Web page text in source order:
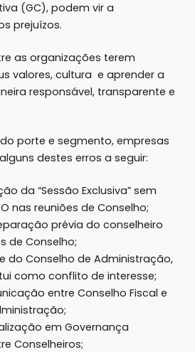
(GC), podem vir a
prejuízos.
as organizações terem
valores, cultura e aprender a
responsável, transparente e
porte e segmento, empresas
destes erros a seguir:
da “Sessão Exclusiva” sem
nas reuniões de Conselho;
prévia do conselheiro
de Conselho;
do Conselho de Administração,
como conflito de interesse;
entre Conselho Fiscal e
em Governança
Conselheiros;